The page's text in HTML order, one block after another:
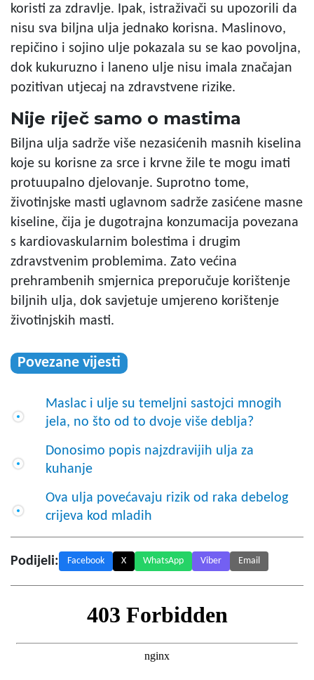
koristi za zdravlje. Ipak, istraživači su upozorili da
nisu sva biljna ulja jednako korisna. Maslinovo,
repičino i sojino ulje pokazala su se kao povoljna,
dok kukuruzno i laneno ulje nisu imala značajan
pozitivan utjecaj na zdravstvene rizike.
Nije riječ samo o mastima
Biljna ulja sadrže više nezasićenih masnih kiselina
koje su korisne za srce i krvne žile te mogu imati
protuupalno djelovanje. Suprotno tome,
životinjske masti uglavnom sadrže zasićene masne
kiseline, čija je dugotrajna konzumacija povezana
s kardiovaskularnim bolestima i drugim
zdravstvenim problemima. Zato većina
prehrambenih smjernica preporučuje korištenje
biljnih ulja, dok savjetuje umjereno korištenje
životinjskih masti.
Povezane vijesti
Maslac i ulje su temeljni sastojci mnogih
jela, no što od to dvoje više deblja?
Donosimo popis najzdravijih ulja za
kuhanje
Ova ulja povećavaju rizik od raka debelog
crijeva kod mladih
Podijeli: Facebook X WhatsApp Viber Email